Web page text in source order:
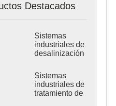
Destacados
Sistemas
industriales de
desalinización
agua de mar
Sistemas
industriales de
tratamiento de